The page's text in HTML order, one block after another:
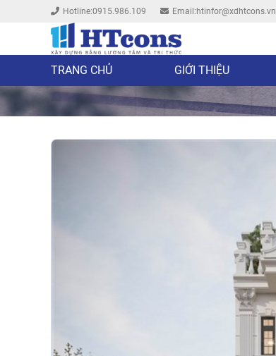
Hotline:0915.986.109 Email:htinfor@xdhtcons.vn
TRANG CHỦ GIỚI THIỆU